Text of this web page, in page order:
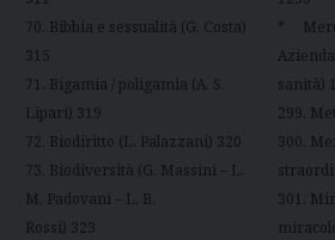
70. Bibbia e sessualità (G. Costa)
315
71. Bigamia / poligamia (A. S.
Lipari) 319
72. Biodiritto (L. Palazzani) 320
73. Biodiversità (G. Massini – L.
M. Padovani – L. B.
Rossi) 323
*
sanità)
299.
300.
301.